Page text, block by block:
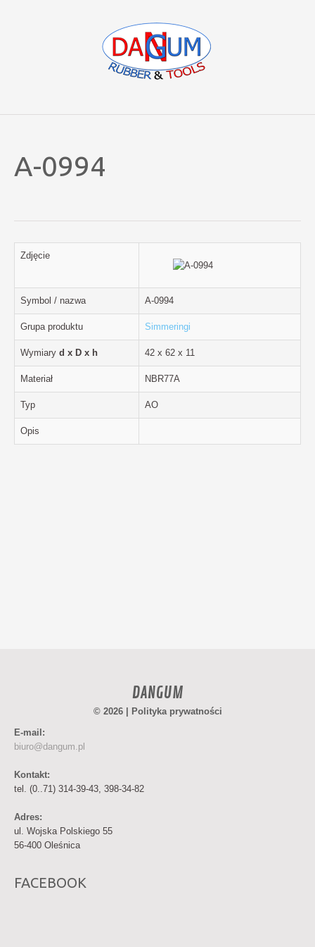
A-0994
Zdjęcie
Symbol / nazwa A-0994
Grupa produktu Simmeringi
Wymiary d x D x h 42 x 62 x 11
Materiał NBR77A
Typ AO
Opis
DANGUM
© 2026 |
Polityka prywatności
E-mail:
biuro@dangum.pl
Kontakt:
tel. (0..71) 314-39-43, 398-34-82
Adres:
ul. Wojska Polskiego 55
56-400 Oleśnica
FACEBOOK